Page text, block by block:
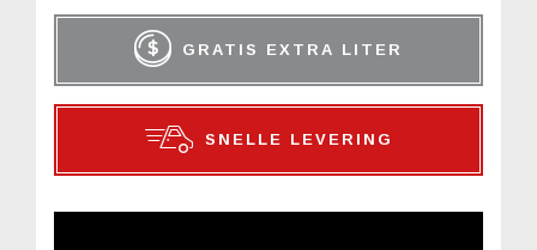
GRATIS EXTRA LITER
SNELLE LEVERING